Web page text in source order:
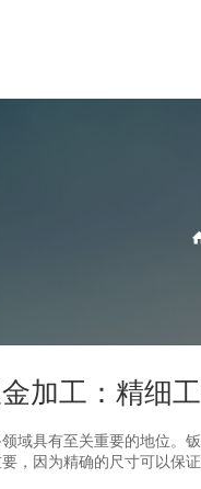
加工：精细
域具有至关重要的地位。
，因为精确的尺寸可以保